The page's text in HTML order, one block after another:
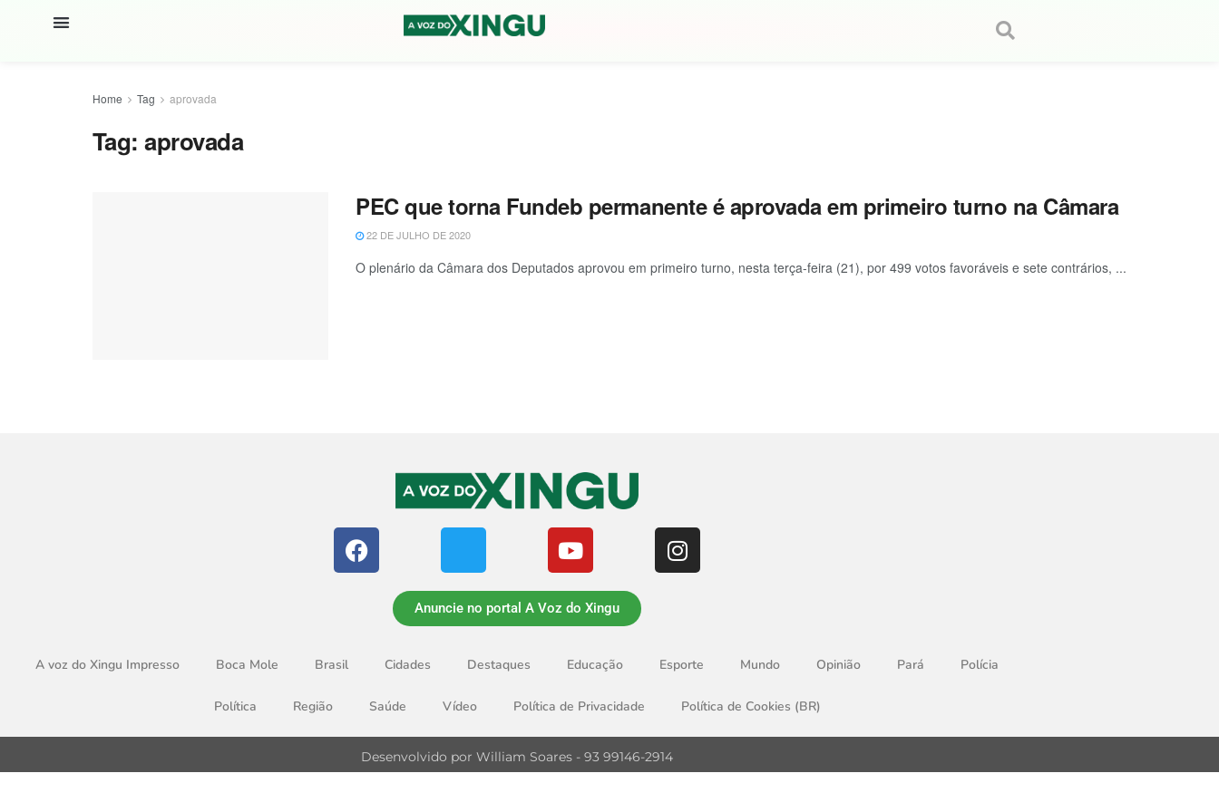
Home Tag aprovada
Tag:aprovada
PEC que torna Fundeb permanente é aprovada em primeiro turno na Câmara
22 DE JULHO DE 2020
O plenário da Câmara dos Deputados aprovou em primeiro turno, nesta terça-feira (21), por 499 votos favoráveis e sete contrários, ...
Anuncie no portal A Voz do Xingu
A voz do Xingu Impresso Boca Mole Brasil Cidades Destaques Educação Esporte Mundo Opinião Pará Polícia
Política Região Saúde Vídeo Política de Privacidade Política de Cookies (BR)
Desenvolvido por William Soares - 93 99146-2914